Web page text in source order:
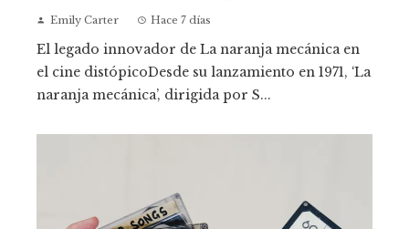
Emily Carter Hace 7 días
El legado innovador de La naranja mecánica en
el cine distópicoDesde su lanzamiento en 1971, ‘La
naranja mecánica’, dirigida por S...